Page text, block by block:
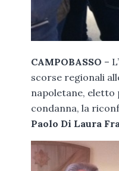
CAMPOBASSO –
scorse regionali
napoletane, eletto
condanna, la
Paolo Di Laura